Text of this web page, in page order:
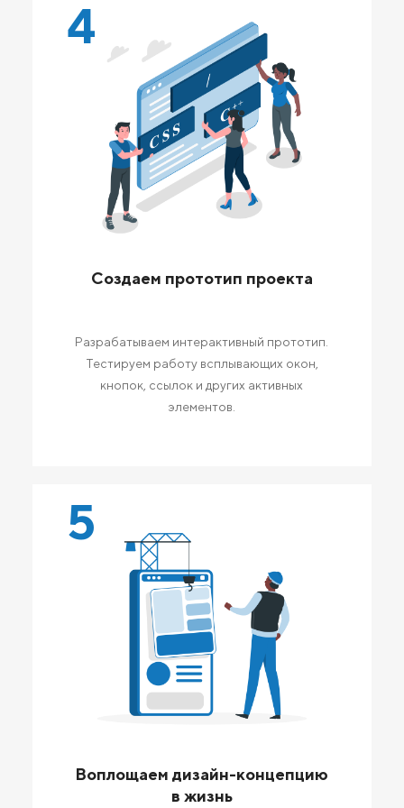
4
Создаем прототип проекта
Разрабатываем интерактивный прототип.
Тестируем работу всплывающих окон,
кнопок, ссылок и других активных
элементов.
5
Воплощаем дизайн-концепцию
в жизнь